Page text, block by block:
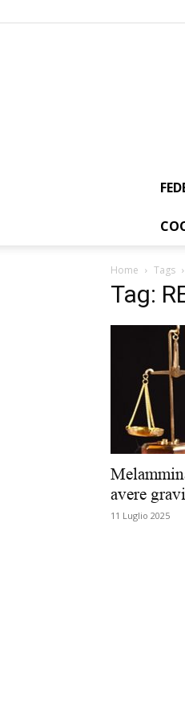
Home Tags
Tag:
avere
11 Luglio 2025